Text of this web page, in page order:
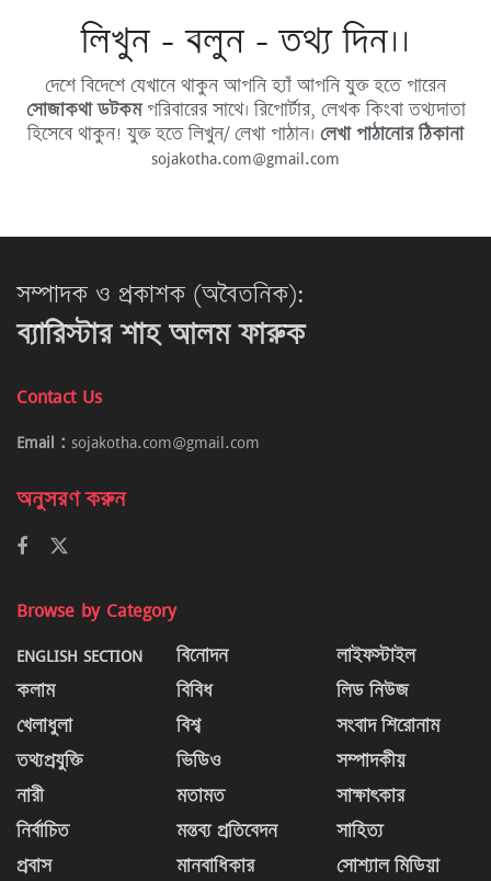
লিখুন - বলুন - তথ্য দিন।।
দেশে বিদেশে যেখানে থাকুন আপনি হ্যাঁ আপনি যুক্ত হতে পারেন
সোজাকথা ডটকমপরিবারের সাথে। রিপোর্টার, লেখক কিংবা তথ্যদাতা
হিসেবে থাকুন! যুক্ত হতে লিখুন/ লেখা পাঠান। লেখা পাঠানোর ঠিকানা
sojakotha.com@gmail.com
সম্পাদক ও প্রকাশক (অবৈতনিক):
ব্যারিস্টার শাহ আলম ফারুক
Contact Us
Email : sojakotha.com@gmail.com
অনুসরণ করুন
Browse by Category
ENGLISH SECTION
কলাম
খেলাধুলা
তথ্যপ্রযুক্তি
নারী
নির্বাচিত
প্রবাস
বিনোদন
বিবিধ
বিশ্ব
ভিডিও
মতামত
মন্তব্য প্রতিবেদন
মানবাধিকার
লাইফস্টাইল
লিড নিউজ
সংবাদ শিরোনাম
সম্পাদকীয়
সাক্ষাৎকার
সাহিত্য
সোশ্যাল মিডিয়া